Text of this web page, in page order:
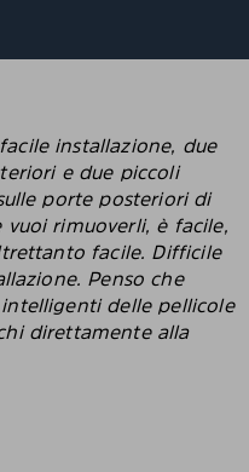
installazione, due
e due piccoli
porte posteriori di
vuoi rimuoverli, è facile,
facile. Difficile
Penso che
delle pellicole
direttamente alla